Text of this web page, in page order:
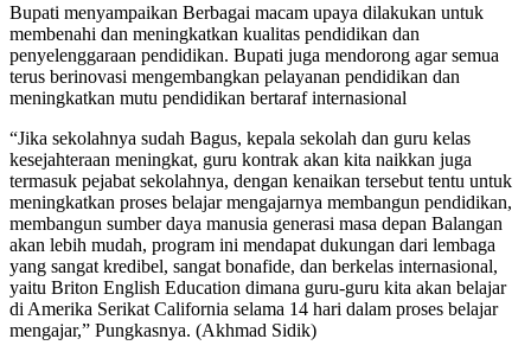
Bupati menyampaikan Berbagai macam upaya dilakukan untuk
membenahi dan meningkatkan kualitas pendidikan dan
penyelenggaraan pendidikan. Bupati juga mendorong agar semua
terus berinovasi mengembangkan pelayanan pendidikan dan
meningkatkan mutu pendidikan bertaraf internasional
“Jika sekolahnya sudah Bagus, kepala sekolah dan guru kelas
kesejahteraan meningkat, guru kontrak akan kita naikkan juga
termasuk pejabat sekolahnya, dengan kenaikan tersebut tentu untuk
meningkatkan proses belajar mengajarnya membangun pendidikan,
membangun sumber daya manusia generasi masa depan Balangan
akan lebih mudah, program ini mendapat dukungan dari lembaga
yang sangat kredibel, sangat bonafide, dan berkelas internasional,
yaitu Briton English Education dimana guru-guru kita akan belajar
di Amerika Serikat California selama 14 hari dalam proses belajar
mengajar,” Pungkasnya. (Akhmad Sidik)